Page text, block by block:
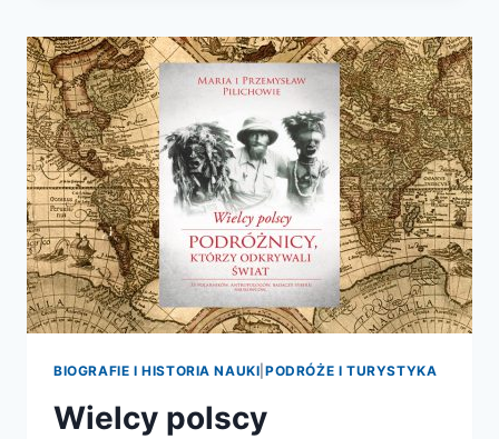
POŁĄCZYLI
ODLEGŁE
ZAKĄTKI
I
ROZPOCZĘŁA
SIĘ
GLOBALIZACJA.
BIOGRAFIE I HISTORIA NAUKI |PODRÓŻE I TURYSTYKA
Wielcy polscy